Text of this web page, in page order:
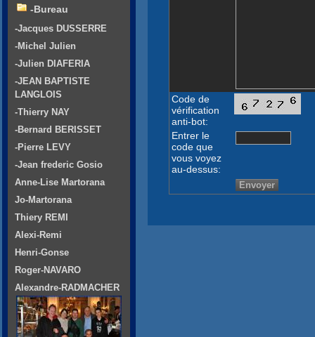
Code de
vérification
anti-bot:
Entrer le
code que
vous voyez
au-dessus:
-Bureau
-Jacques DUSSERRE
-Michel Julien
-Julien DIAFERIA
-JEAN BAPTISTE
LANGLOIS
-Thierry NAY
-Bernard BERISSET
-Pierre LEVY
-Jean frederic Gosio
Anne-Lise Martorana
Jo-Martorana
Thiery REMI
Alexi-Remi
Henri-Gonse
Roger-NAVARO
Alexandre-RADMACHER